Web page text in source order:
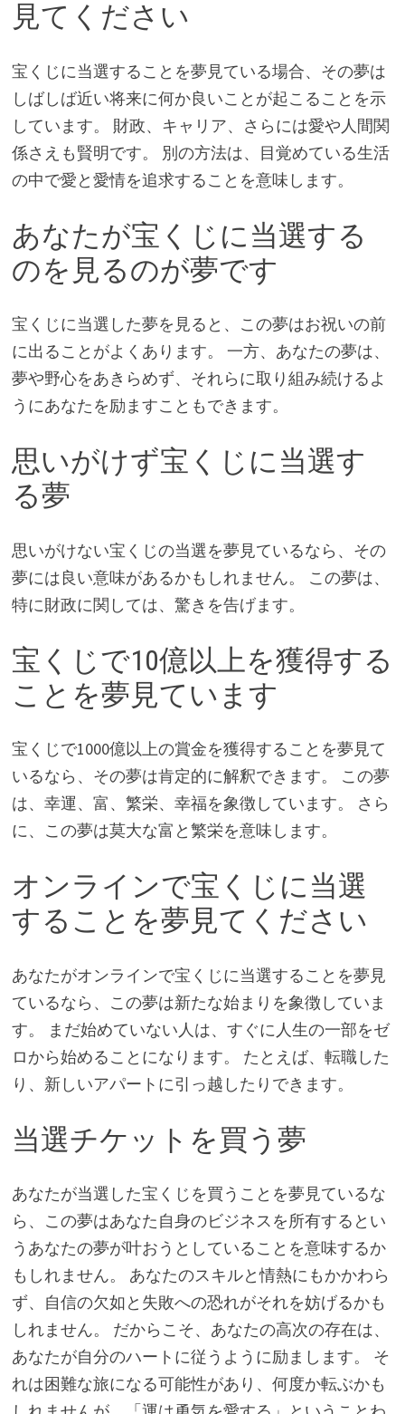
見てください
宝くじに当選することを夢見ている場合、その夢は
しばしば近い将来に何か良いことが起こることを示
しています。 財政、キャリア、さらには愛や人間関
係さえも賢明です。 別の方法は、目覚めている生活
の中で愛と愛情を追求することを意味します。
あなたが宝くじに当選する
のを見るのが夢です
宝くじに当選した夢を見ると、この夢はお祝いの前
に出ることがよくあります。 一方、あなたの夢は、
夢や野心をあきらめず、それらに取り組み続けるよ
うにあなたを励ますこともできます。
思いがけず宝くじに当選す
る夢
思いがけない宝くじの当選を夢見ているなら、その
夢には良い意味があるかもしれません。 この夢は、
特に財政に関しては、驚きを告げます。
宝くじで10億以上を獲得する
ことを夢見ています
宝くじで1000億以上の賞金を獲得することを夢見て
いるなら、その夢は肯定的に解釈できます。 この夢
は、幸運、富、繁栄、幸福を象徴しています。 さら
に、この夢は莫大な富と繁栄を意味します。
オンラインで宝くじに当選
することを夢見てください
あなたがオンラインで宝くじに当選することを夢見
ているなら、この夢は新たな始まりを象徴していま
す。 まだ始めていない人は、すぐに人生の一部をゼ
ロから始めることになります。 たとえば、転職した
り、新しいアパートに引っ越したりできます。
当選チケットを買う夢
あなたが当選した宝くじを買うことを夢見ているな
ら、この夢はあなた自身のビジネスを所有するとい
うあなたの夢が叶おうとしていることを意味するか
もしれません。 あなたのスキルと情熱にもかかわら
ず、自信の欠如と失敗への恐れがそれを妨げるかも
しれません。 だからこそ、あなたの高次の存在は、
あなたが自分のハートに従うように励まします。 そ
れは困難な旅になる可能性があり、何度か転ぶかも